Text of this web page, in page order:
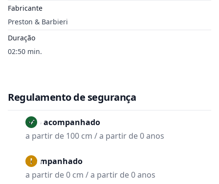
Fabricante
Preston & Barbieri
Duração
02:50 min.
Regulamento de segurança
Não acompanhado
a partir de 100 cm / a partir de 0 anos
Acompanhado
a partir de 0 cm / a partir de 0 anos